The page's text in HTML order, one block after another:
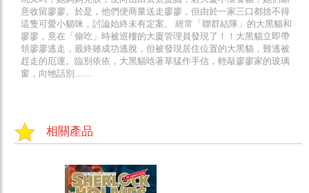
意收留廖廖。於是，他們便商量送走廖廖，但由於一家三口都捨不得
這隻可愛小貓咪，討論始終未有定案。 經常「聯群結隊」的大黑貓和
廖廖，竟在「偷吃」時被巡樓的大廈管理員發現了！！大黑貓立即帶
領廖廖逃走，最終雖成功逃脫，但被發現居住位置的大黑貓，難逃被
趕走的厄運。臨別依依，大黑貓唅著草猛作手信，輕敲廖廖家的玻璃
窗，向牠話別……
相關產品